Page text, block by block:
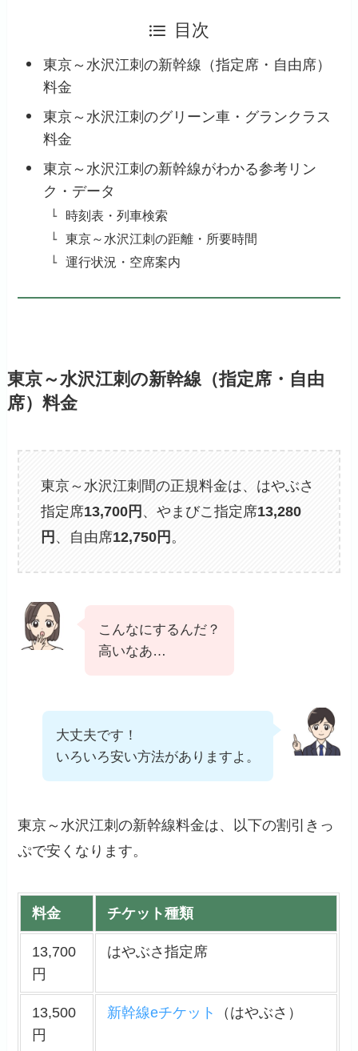
目次
東京～水沢江刺の新幹線（指定席・自由席）
料金
東京～水沢江刺のグリーン車・グランクラス
料金
東京～水沢江刺の新幹線がわかる参考リン
ク・データ
時刻表・列車検索
東京～水沢江刺の距離・所要時間
運行状況・空席案内
東京～水沢江刺の新幹線（指定席・自由
席）料金
東京～水沢江刺間の正規料金は、はやぶさ
指定席13,700 円 、やまびこ指定席13,280
円 、自由席12,750 円 。
こんなにするんだ？
高いなあ…
大丈夫です！
いろいろ安い方法がありますよ。
東京～水沢江刺の新幹線料金は、以下の割引きっ
ぷで安くなります。
料金 チケット種類
13,700
円
はやぶさ指定席
13,500
円
新幹線eチケット （はやぶさ）